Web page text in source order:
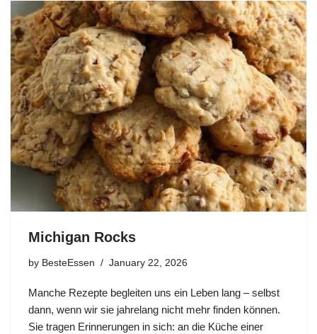
Michigan Rocks
by BesteEssen January 22, 2026
Manche Rezepte begleiten uns ein Leben lang – selbst
dann, wenn wir sie jahrelang nicht mehr finden können.
Sie tragen Erinnerungen in sich: an die Küche einer